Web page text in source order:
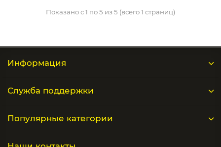
Показано с 1 по 5 из 5 (всего 1 страниц)
Информация
Служба поддержки
Популярные категории